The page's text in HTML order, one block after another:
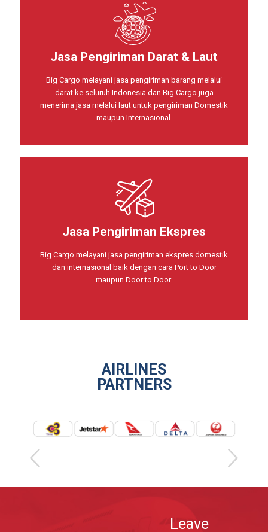
Jasa Pengiriman Darat & Laut
Big Cargo melayani jasa pengiriman barang melalui
darat ke seluruh Indonesia dan Big Cargo juga
menerima jasa melalui laut untuk pengiriman Domestik
maupun Internasional.
Jasa Pengiriman Ekspres
Big Cargo melayani jasa pengiriman ekspres domestik
dan internasional baik dengan cara Port to Door
maupun Door to Door.
AIRLINES
PARTNERS
Leave